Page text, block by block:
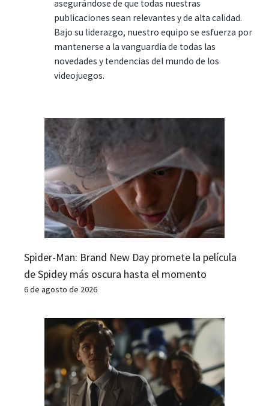
asegurándose de que todas nuestras
publicaciones sean relevantes y de alta calidad.
Bajo su liderazgo, nuestro equipo se esfuerza por
mantenerse a la vanguardia de todas las
novedades y tendencias del mundo de los
videojuegos.
Spider-Man: Brand New Day promete la película
de Spidey más oscura hasta el momento
6 de agosto de 2026